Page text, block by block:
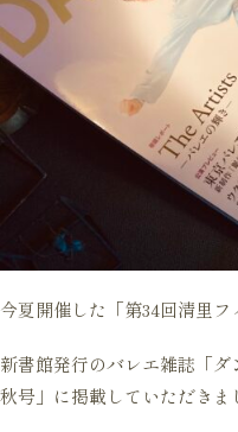
今夏開催した「第34回清里フ
新書館発行のバレエ雑誌「
秋号」に掲載していただきま